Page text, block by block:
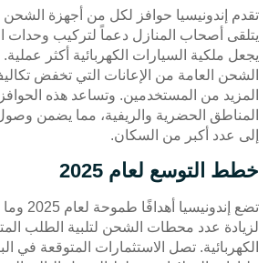
تقدم إندونيسيا حوافز لكل من أجهزة الشحن
يتلقى أصحاب المنازل دعماً لتركيب وحدات
يجعل ملكية السيارات الكهربائية أكثر
الشحن العامة من الإعانات التي تخفض
المزيد من المستخدمين. وتساعد هذه
المناطق الحضرية والريفية، مما يضمن وصول
إلى عدد أكبر من السكان.
خطط التوسع لعام 2025
تضع
لزيادة عدد محطات الشحن لتلبية الطلب
الكهربائية. تصل الاستثمارات المتوقعة في